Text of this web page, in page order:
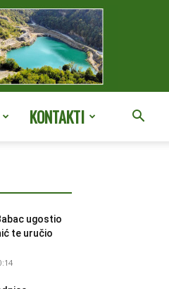
KONTAKTI
ugostio
te uručio